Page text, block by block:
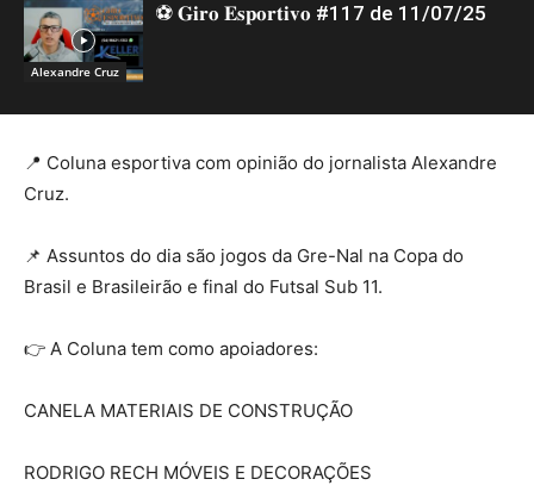
Alexandre Cruz
⚽ 𝐆𝐢𝐫𝐨 𝐄𝐬𝐩𝐨𝐫𝐭𝐢𝐯𝐨 #117 de 11/07/25
📍 Coluna esportiva com opinião do jornalista Alexandre
Cruz.
📌 Assuntos do dia são jogos da Gre-Nal na Copa do
Brasil e Brasileirão e final do Futsal Sub 11.
👉 A Coluna tem como apoiadores:
CANELA MATERIAIS DE CONSTRUÇÃO
RODRIGO RECH MÓVEIS E DECORAÇÕES